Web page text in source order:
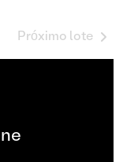
Próximo lote